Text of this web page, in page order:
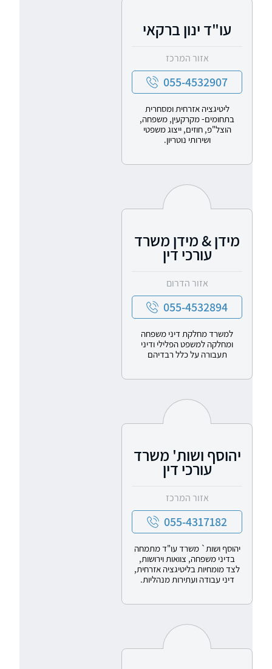
עו"ד ינון ברקאי
אזור המרכז
055-4532907
ליטיגציה אזרחית ומסחרית
בתחומים- מקרקעין, משפחה,
הוצל"פ, חוזים, ייצוג משפטי
ושירותי נוטריון.
מידן & מידן משרד
עורכי דין
אזור הדרום
055-4532894
למשרד מחלקת דיני משפחה
ומחלקה למשפט הפלילי ודיני
תעבורה על כלל רבדיהם
יהוסף ושות' משרד
עורכי דין
אזור המרכז
055-4317182
יהוסף ושות` משרד עו"ד מתמחה
בדיני משפחה, צוואות וירושות,
לצד מומחיות בליטיגציה אזרחית,
דיני עבודה ועתירות מנהליות.